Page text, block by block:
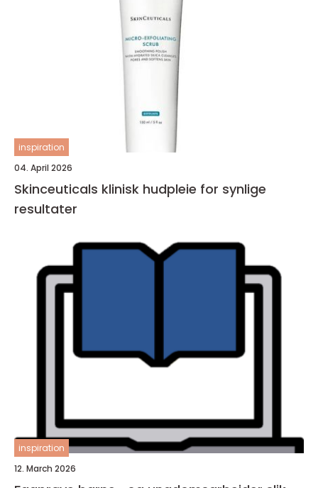
inspiration
04. April 2026
Skinceuticals klinisk hudpleie for synlige
resultater
inspiration
12. March 2026